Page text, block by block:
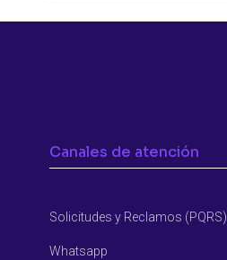
Canales de atención
Solicitudes y Reclamos (PQRS)
Whatsapp